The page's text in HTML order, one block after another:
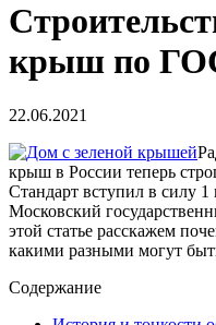
крыш по
22.06.2021
крыш в России теперь
Стандарт вступил в силу
Московский
этой статье расскажем
какими разными могут
Содержание